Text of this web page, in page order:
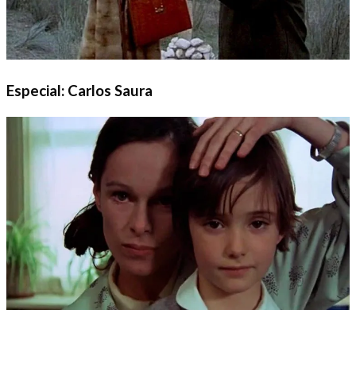
Especial: Carlos Saura